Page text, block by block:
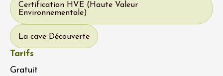
Certification HVE (Haute Valeur
Environnementale)
La cave Découverte
Tarifs
Gratuit